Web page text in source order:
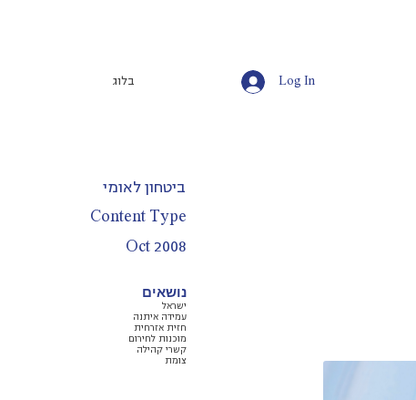
בלוג Log In
ביטחון לאומי
Content Type
Oct 2008
נושאים
ישראל
עמידה איתנה
חזית אזרחית
מוכנות לחירום
קשרי קהילה
צומת